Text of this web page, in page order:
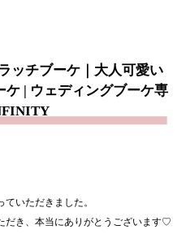
ッチブーケ｜大人可愛い
| ウェディングブーケ専
いただきました。
だき、本当にありがとうございます♡